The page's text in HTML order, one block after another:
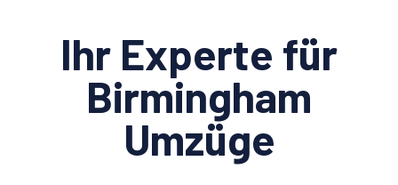
Ihr Experte für
Birmingham
Umzüge